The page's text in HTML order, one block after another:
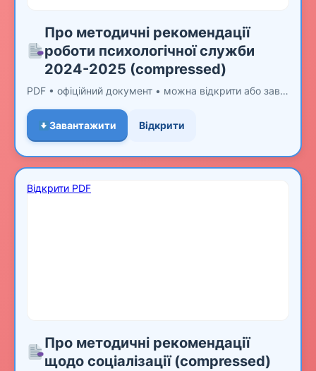
Про методичні рекомендації
роботи психологічної служби
2024-2025 (compressed)
PDF • офіційний документ • можна відкрити або завантажити
Завантажити Відкрити
Відкрити PDF
Про методичні рекомендації
щодо соціалізації (compressed)